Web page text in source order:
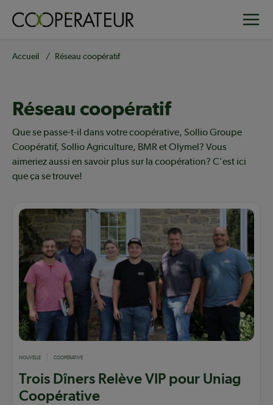
principal
Fil
Accueil Réseau coopératif
Réseau coopératif
Contenu en vedette
Que se passe-t-il dans votre coopérative, Sollio Groupe
Coopératif, Sollio Agriculture, BMR et Olymel? Vous
aimeriez aussi en savoir plus sur la coopération? C'est ici
que ça se trouve!
NOUVELLE COOPÉRATIVE
Trois Dîners Relève VIP pour Uniag
Coopérative